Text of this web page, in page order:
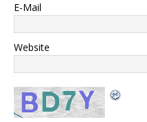
E-Mail
Website